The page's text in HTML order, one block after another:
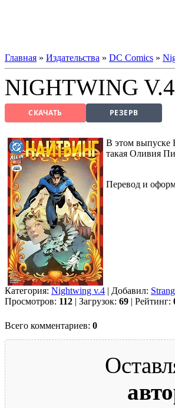
Главная » Издательства » DC Comics »
NIGHTWING
СКАЧАТЬ РЕЗЕРВ
В этом выпуске
такая Оливия
Перевод и
Категория: Nightwing v.4 | Добавил:
Просмотров: 112 | Загрузок: 69 | Рейтинг:
Всего комментариев: 0